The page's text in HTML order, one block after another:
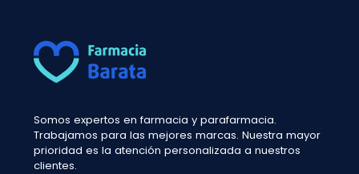
Somos expertos en farmacia y parafarmacia.
Trabajamos para las mejores marcas. Nuestra mayor
prioridad es la atención personalizada a nuestros
clientes.